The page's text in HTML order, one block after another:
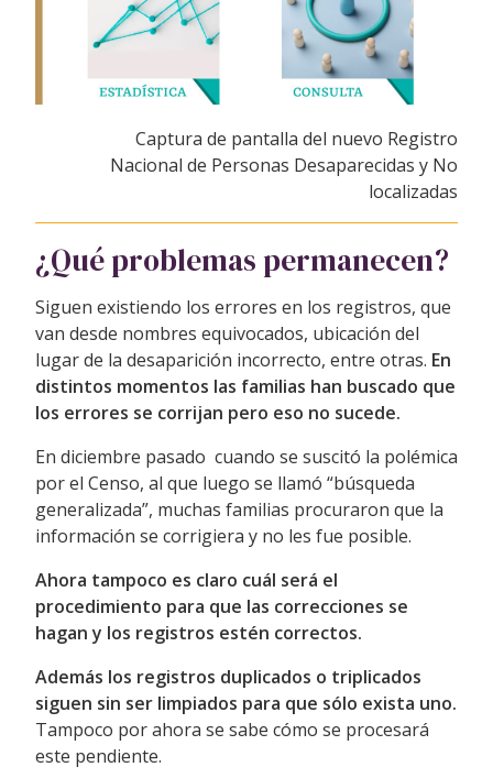
Captura de pantalla del nuevo Registro
Nacional de Personas Desaparecidas y No
localizadas
¿Qué problemas permanecen?
Siguen existiendo los errores en los registros, que
van desde nombres equivocados, ubicación del
lugar de la desaparición incorrecto, entre otras. En
distintos momentos las familias han buscado que
los errores se corrijan pero eso no sucede.
En diciembre pasado cuando se suscitó la polémica
por el Censo, al que luego se llamó “búsqueda
generalizada”, muchas familias procuraron que la
información se corrigiera y no les fue posible.
Ahora tampoco es claro cuál será el
procedimiento para que las correcciones se
hagan y los registros estén correctos.
Además los registros duplicados o triplicados
siguen sin ser limpiados para que sólo exista uno.
Tampoco por ahora se sabe cómo se procesará
este pendiente.